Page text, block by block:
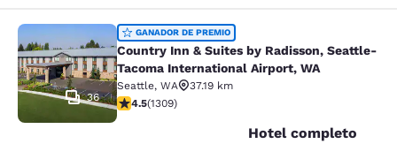
Country Inn & Suites by Radisson,
36
GANADOR DE PREMIO
Country Inn & Suites by Radisson, Seattle-
Tacoma International Airport, WA
Seattle, WA
37.19 km
calificación de 4.45 estrellas. Excelente. 1309 reseñas
4.5(1309)
Hotel completo